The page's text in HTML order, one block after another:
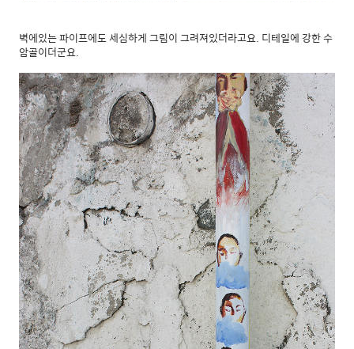
벽에있는 파이프에도 세심하게 그림이 그려져있더라고요. 디테일에 강한 수
암골이더군요.